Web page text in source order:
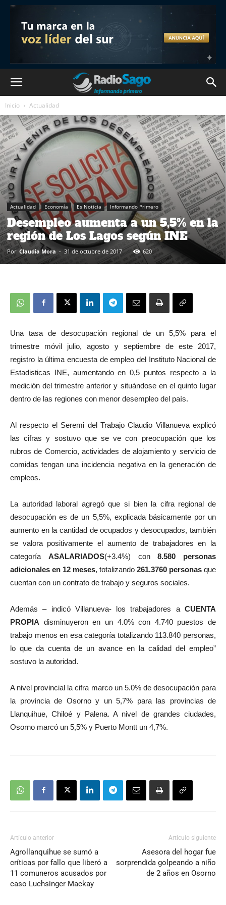
Inicio Actualidad
Actualidad Economía Es Noticia Informando Primero
Desempleo aumenta a un 5,5% en la
región de Los Lagos según INE
Por Claudia Mora - 31 de octubre de 2017 620
Una tasa de desocupación regional de un 5,5% para el
trimestre móvil julio, agosto y septiembre de este 2017,
registro la última encuesta de empleo del Instituto Nacional de
Estadisticas INE, aumentando en 0,5 puntos respecto a la
medición del trimestre anterior y situándose en el quinto lugar
dentro de las regiones con menor desempleo del país.
Al respecto el Seremi del Trabajo Claudio Villanueva explicó
las cifras y sostuvo que se ve con preocupación que los
rubros de Comercio, actividades de alojamiento y servicio de
comidas tengan una incidencia negativa en la generación de
empleos.
La autoridad laboral agregó que si bien la cifra regional de
desocupación es de un 5,5%, explicada básicamente por un
aumento en la cantidad de ocupados y desocupados, también
se valora positivamente el aumento de trabajadores en la
categoría ASALARIADOS(+3.4%) con8.580 personas
adicionales en 12 meses, totalizando 261.3760 personas que
cuentan con un contrato de trabajo y seguros sociales.
Además – indicó Villanueva- los trabajadores a CUENTA
PROPIA disminuyeron en un 4.0% con 4.740 puestos de
trabajo menos en esa categoría totalizando 113.840 personas,
lo que da cuenta de un avance en la calidad del empleo”
sostuvo la autoridad.
A nivel provincial la cifra marco un 5.0% de desocupación para
la provincia de Osorno y un 5,7% para las provincias de
Llanquihue, Chiloé y Palena. A nivel de grandes ciudades,
Osorno marcó un 5,5% y Puerto Montt un 4,7%.
Artículo anterior
Agrollanquihue se sumó a
críticas por fallo que liberó a
11 comuneros acusados por
caso Luchsinger Mackay
Artículo siguiente
Asesora del hogar fue
sorprendida golpeando a niño
de 2 años en Osorno